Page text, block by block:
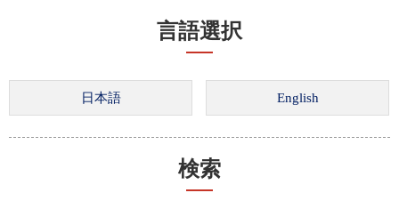
言語選択
検索